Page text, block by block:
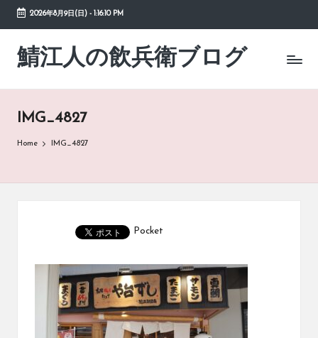
Skip
content
2026年8月9日(日)- 1:16:10 PM
鯖江人の飲兵衛ブログ
日々
の
草
IMG_4827
Home IMG_4827
Pocket